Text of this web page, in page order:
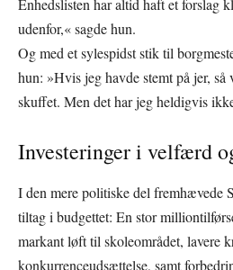
udenfor,« sagde hun.
Og med et sylespidst stik til
hun: »Hvis jeg havde stemt på jer,
skuffet. Men det har jeg heldigvis
Investeringer i velfærd
I den mere politiske del fremhævede
tiltag i budgettet: En stor
markant løft til skoleområdet, lavere
konkurrenceudsættelse, samt